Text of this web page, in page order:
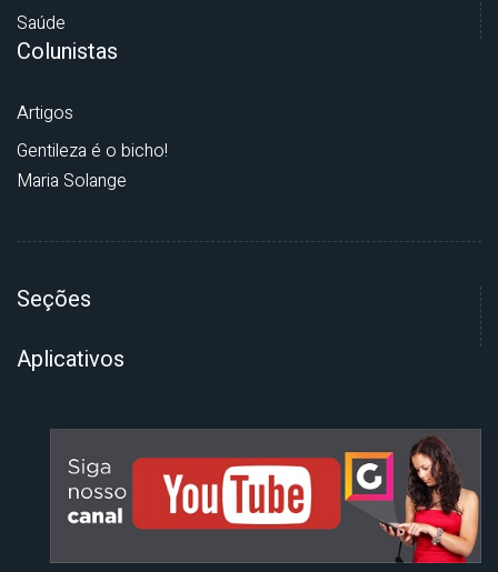
Saúde
Colunistas
Artigos
Gentileza é o bicho!
Maria Solange
Seções
Aplicativos